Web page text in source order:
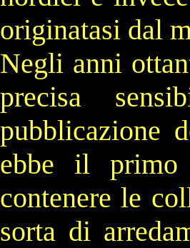
originatasi dal
Negli anni
precisa
pubblicazione
ebbe il primo
contenere le
sorta di